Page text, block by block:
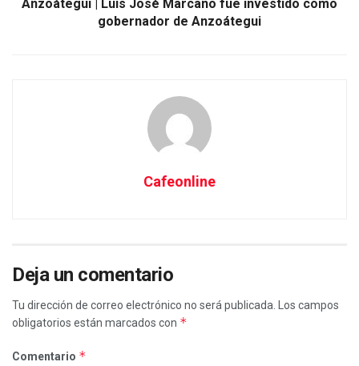
Anzoátegui | Luis José Marcano fue investido como
gobernador de Anzoátegui
Cafeonline
Deja un comentario
Tu dirección de correo electrónico no será publicada.
Los campos
obligatorios están marcados con *
Comentario *